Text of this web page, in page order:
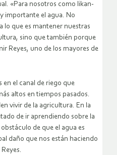
«Para nosotros como likan-
importante el agua. No
lo que es mantener nuestras
sino que también porque
Reyes, uno de los mayores de
en el canal de riego que
altos en tiempos pasados.
vivir de la agricultura. En la
de ir aprendiendo sobre la
de que el agua es
daño que nos están haciendo